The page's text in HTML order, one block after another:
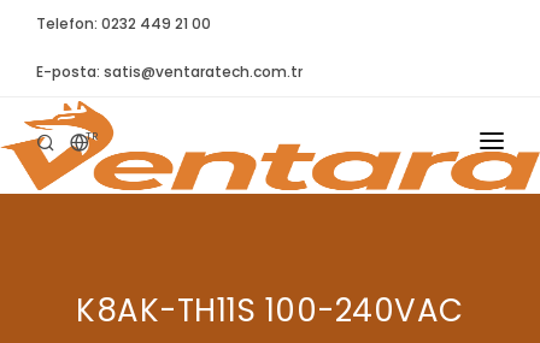
Telefon: 0232 449 21 00
E-posta: satis@ventaratech.com.tr
TR
ANASAYFA
ÜRÜNLER
K8AK-TH11S 100-240VAC